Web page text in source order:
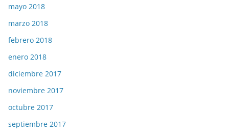
mayo 2018
marzo 2018
febrero 2018
enero 2018
diciembre 2017
noviembre 2017
octubre 2017
septiembre 2017